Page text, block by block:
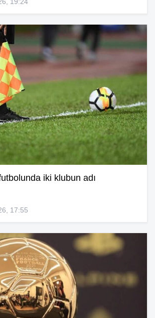
19:24
iki klubun adı
17:55